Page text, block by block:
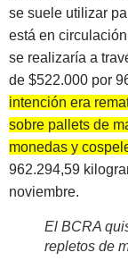
se suele utilizar
está en
se realizaría a
de $522.000 por
intención era
sobre pallets de
monedas y
962.294,59
noviembre.
El BCRA
repletos de